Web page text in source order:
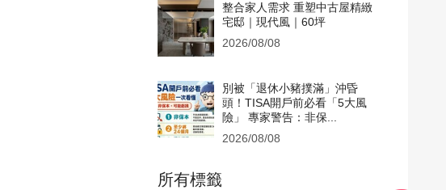
整合家人需求 重塑中古屋精緻
宅邸｜現代風｜60坪
2026/08/08
別被「退休小豬撲滿」沖昏
頭！TISA開戶前必看「5大風
險」 專家警告：非保...
2026/08/08
所有標籤